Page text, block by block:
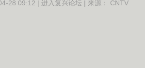
28 09:12 | 进入复兴论坛 | 来源： CNTV